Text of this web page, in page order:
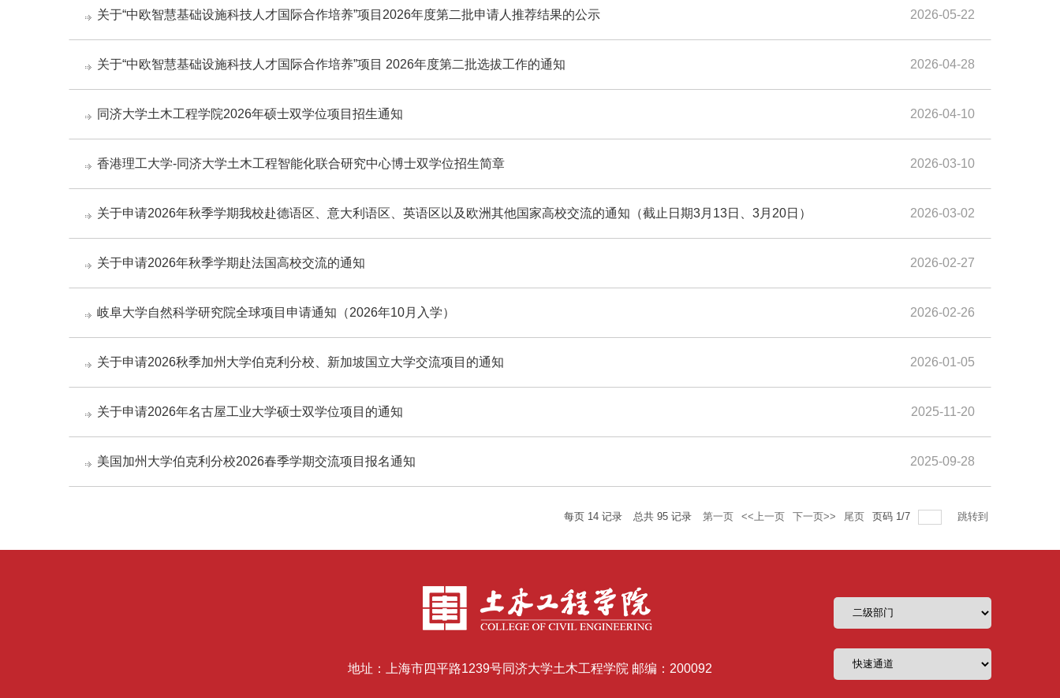
关于“中欧智慧基础设施科技人才国际合作培养”项目2026年度第二批申请人推荐结果的公示 2026-05-22
关于“中欧智慧基础设施科技人才国际合作培养”项目 2026年度第二批选拔工作的通知 2026-04-28
同济大学土木工程学院2026年硕士双学位项目招生通知 2026-04-10
香港理工大学-同济大学土木工程智能化联合研究中心博士双学位招生简章 2026-03-10
关于申请2026年秋季学期我校赴德语区、意大利语区、英语区以及欧洲其他国家高校交流的通知（截止日期3月13日、3月20日） 2026-03-02
关于申请2026年秋季学期赴法国高校交流的通知 2026-02-27
岐阜大学自然科学研究院全球项目申请通知（2026年10月入学） 2026-02-26
关于申请2026秋季加州大学伯克利分校、新加坡国立大学交流项目的通知 2026-01-05
关于申请2026年名古屋工业大学硕士双学位项目的通知 2025-11-20
美国加州大学伯克利分校2026春季学期交流项目报名通知 2025-09-28
每页 14 记录 总共 95 记录 第一页 <<上一页 下一页>> 尾页 页码 1/7 跳转到
地址：上海市四平路1239号同济大学土木工程学院 邮编：200092